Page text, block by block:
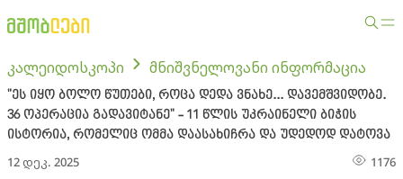
კალეიდოსკოპი მნიშვნელოვანი ინფორმაცია
"ეს იყო ბოლო წუთები, როცა დედა ვნახე... დავემშვიდობე.
36 ოპერაცია გადავიტანე" - 11 წლის უკრაინელი ბიჭის
ისტორია, რომელიც ომმა დაასახიჩრა და უდედოდ დატოვა
12 დეკ. 2025 1176